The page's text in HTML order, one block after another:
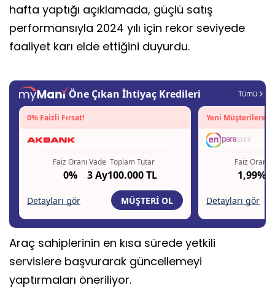
hafta yaptığı açıklamada, güçlü satış
performansıyla 2024 yılı için rekor seviyede
faaliyet karı elde ettiğini duyurdu.
Araç sahiplerinin en kısa sürede yetkili
servislere başvurarak güncellemeyi
yaptırmaları öneriliyor.